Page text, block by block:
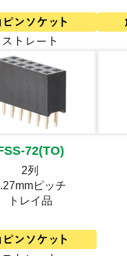
72(TO)
2列
ピッチ
トレイ品